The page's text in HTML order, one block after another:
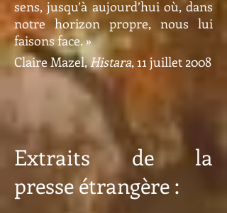
sens, jusqu’à aujourd’hui où, dans
notre horizon propre, nous lui
faisons face. »
Claire Mazel,Histara, 11 juillet 2008
Extraits de la
presse étrangère :